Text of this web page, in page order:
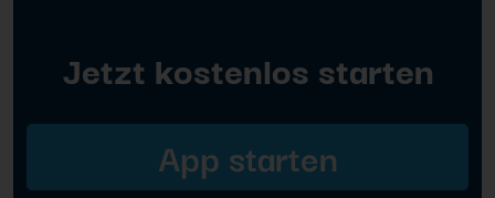
Jetzt kostenlos starten
App starten